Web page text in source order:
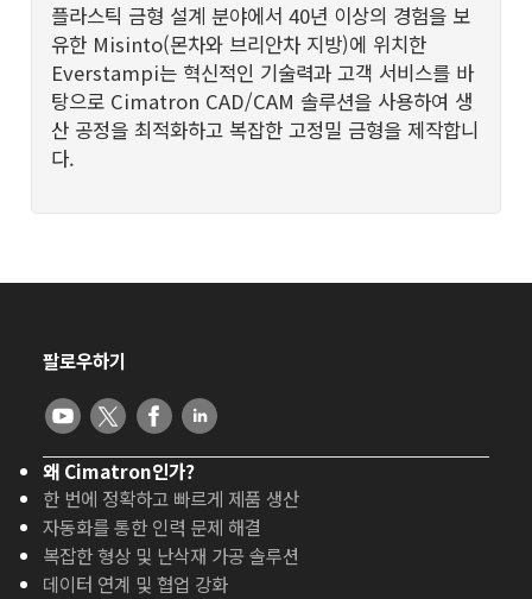
플라스틱 금형 설계 분야에서 40년 이상의 경험을 보
유한 Misinto(몬차와 브리안차 지방)에 위치한
Everstampi는 혁신적인 기술력과 고객 서비스를 바
탕으로 Cimatron CAD/CAM 솔루션을 사용하여 생
산 공정을 최적화하고 복잡한 고정밀 금형을 제작합니
다.
팔로우하기
왜 Cimatron인가?
한 번에 정확하고 빠르게 제품 생산
자동화를 통한 인력 문제 해결
복잡한 형상 및 난삭재 가공 솔루션
데이터 연계 및 협업 강화